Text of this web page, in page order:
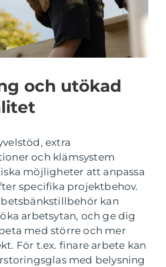
och utökad
extra
och klämsystem
möjligheter att anpassa
specifika projektbehov.
kan
arbetsytan, och ge dig
med större och mer
För t.ex. finare arbete kan
med belysning